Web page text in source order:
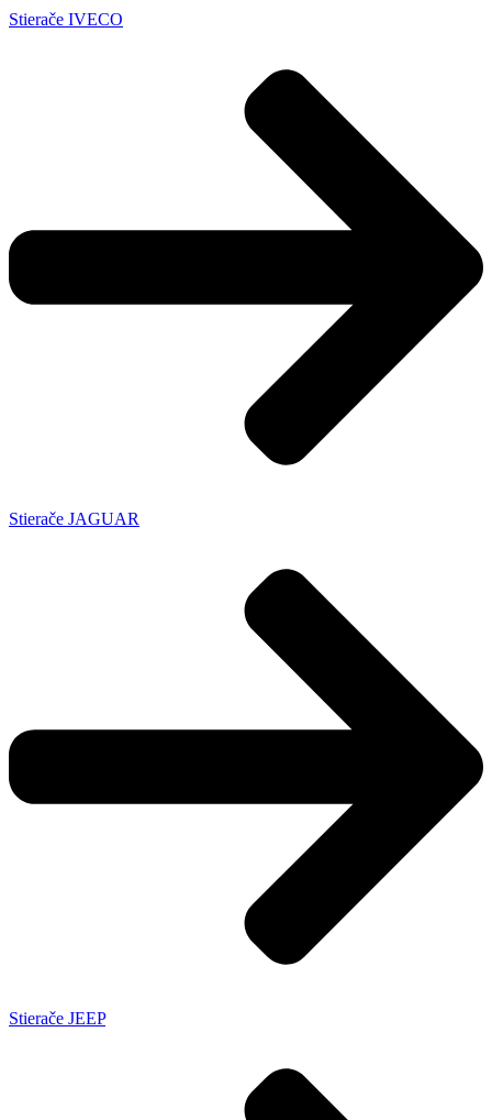
Stierače IVECO
Stierače JAGUAR
Stierače JEEP